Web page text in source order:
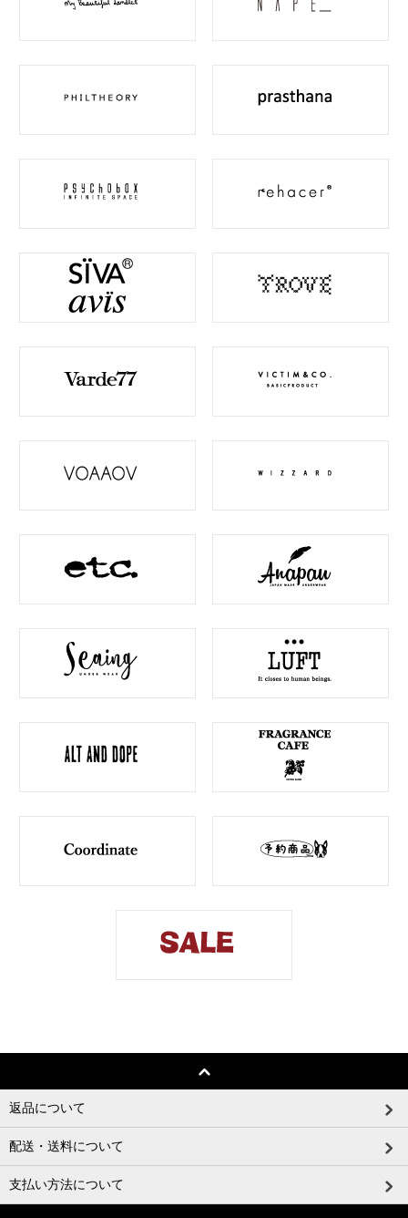
返品について
配送・送料について
支払い方法について